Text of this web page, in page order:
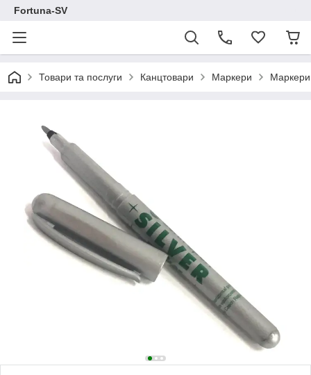
Fortuna-SV
Товари та послуги Канцтовари Маркери Маркери